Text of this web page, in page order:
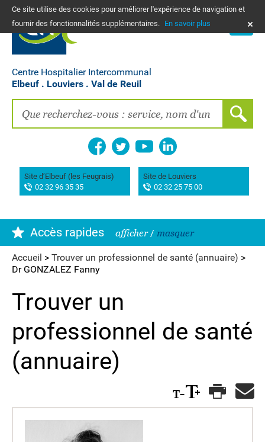
Ce site utilise des cookies pour améliorer l'expérience de navigation et
fournir des fonctionnalités supplémentaires. En savoir plus
Centre Hospitalier Intercommunal
Elbeuf . Louviers . Val de Reuil
Site d’Elbeuf (les Feugrais)
02 32 96 35 35
Site de Louviers
02 32 25 75 00
PLANS
PATIENTS, PROCHES, PROFESSIONNELS
EMPLOIS
Accès rapides afficher/ masquer
Vos frais de santé & paiement en ligne
Recherche clinique
La Maison des femmes
Association AIMES
Hôpital de Bourg-Achard Pierre Hurabielle
Accueil > Trouver un professionnel de santé (annuaire) >
Dr GONZALEZ Fanny
Trouver un
professionnel de santé
(annuaire)